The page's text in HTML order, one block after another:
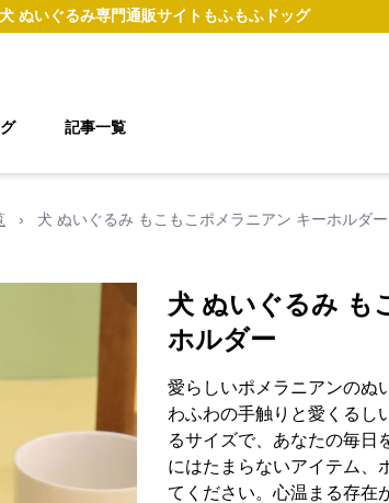
犬 ぬいぐるみ専門通販サイト もふもふドッグ
記事一覧
› 犬 ぬいぐるみ もこもこポメラニアン キーホルダー
犬 ぬいぐるみ も
ホルダー
愛らしいポメラニアンのぬ
わふわの手触りと愛くるし
るサイズで、あなたの毎日
にはたまらないアイテム、
てください。心温まる存在